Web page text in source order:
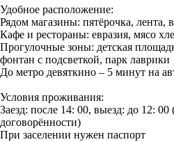
Удобное расположение:
Рядом магазины: пятёрочка, лента,
Кафе и рестораны: евразия, мясо
Прогулочные зоны: детская
фонтан с подсветкой, парк лаврики
До метро девяткино – 5 минут на
Условия проживания:
Заезд: после 14: 00, выезд: до 12: 00
договорённости)
При заселении нужен паспорт